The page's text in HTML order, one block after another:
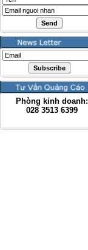
Phòng kinh doanh:
028 3513 6399